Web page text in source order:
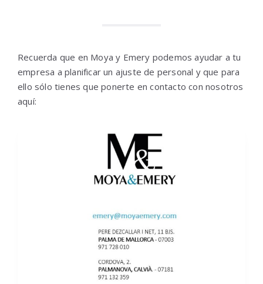
Recuerda que en Moya y Emery podemos ayudar a tu
empresa a planificar un ajuste de personal y que para
ello sólo tienes que ponerte en contacto con nosotros
aquí: